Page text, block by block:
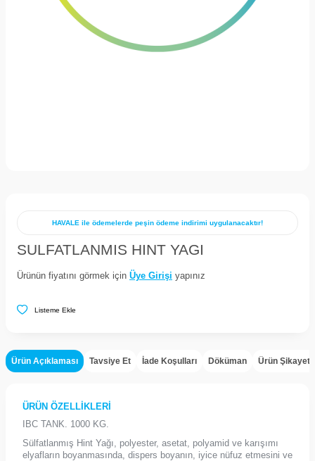
HAVALE ile ödemelerde peşin ödeme indirimi uygulanacaktır!
SULFATLANMIS HINT YAGI
Ürünün fiyatını görmek için Üye Girişi yapınız
Listeme Ekle
Ürün Açıklaması Tavsiye Et İade Koşulları Döküman Ürün Şikayet
ÜRÜN ÖZELLİKLERİ
IBC TANK. 1000 KG.
Sülfatlanmış Hint Yağı, polyester, asetat, polyamid ve karışımı
elyafların boyanmasında, dispers boyanın, iyice nüfuz etmesini ve